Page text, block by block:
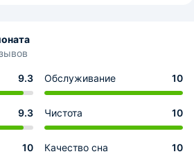
9.3 Обслуживание 10
9.3 Чистота 10
10 Качество сна 10